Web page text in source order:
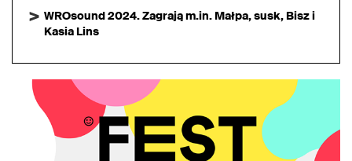
WROsound 2024. Zagrają m.in. Małpa, susk, Bisz i
Kasia Lins